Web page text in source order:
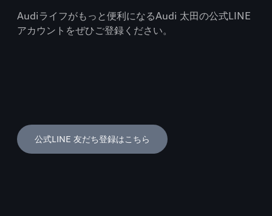
Audiライフがもっと便利になるAudi 太田の公式LINE
アカウントをぜひご登録ください。
公式LINE 友だち登録はこちら